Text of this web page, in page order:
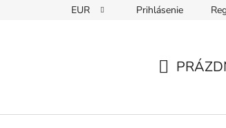
EUR Prihlásenie
KOŠÍK